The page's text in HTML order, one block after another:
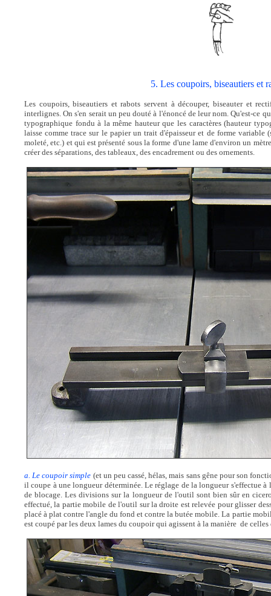
5. Les coupoirs, biseautiers et
Les coupoirs, biseautiers et rabots servent à découper, biseauter et
interlignes. On s'en serait un peu douté à l'énoncé de leur nom. Qu'est-ce
typographique fondu à la même hauteur que les caractères (hauteur
laisse comme trace sur le papier un trait d'épaisseur et de forme
moleté, etc.) et qui est présenté sous la forme d'une lame d'environ un
créer des séparations, des tableaux, des encadrement ou des ornements.
a. Le coupoir simple (et un peu cassé, hélas, mais sans gêne pour son
il coupe à une longueur déterminée. Le réglage de la longueur s'effectue
de blocage. Les divisions sur la longueur de l'outil sont bien sûr en
effectué, la partie mobile de l'outil sur la droite est relevée pour glisser
placé à plat contre l'angle du fond et contre la butée mobile. La partie
est coupé par les deux lames du coupoir qui agissent à la manière de